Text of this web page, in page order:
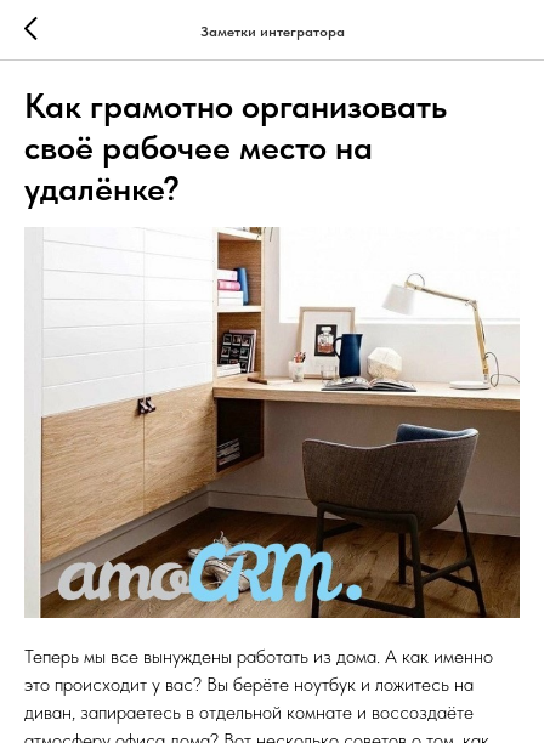
Заметки интегратора
Как грамотно организовать
своё рабочее место на
удалёнке?
Теперь мы все вынуждены работать из дома. А как именно
это происходит у вас? Вы берёте ноутбук и ложитесь на
диван, запираетесь в отдельной комнате и воссоздаёте